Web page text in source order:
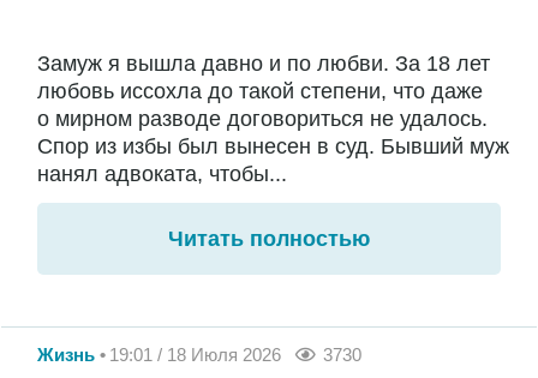
Замуж я вышла давно и по любви. За 18 лет
любовь иссохла до такой степени, что даже
о мирном разводе договориться не удалось.
Спор из избы был вынесен в суд. Бывший муж
нанял адвоката, чтобы...
Читать полностью
Жизнь 19:01 / 18 Июля 2026 3730